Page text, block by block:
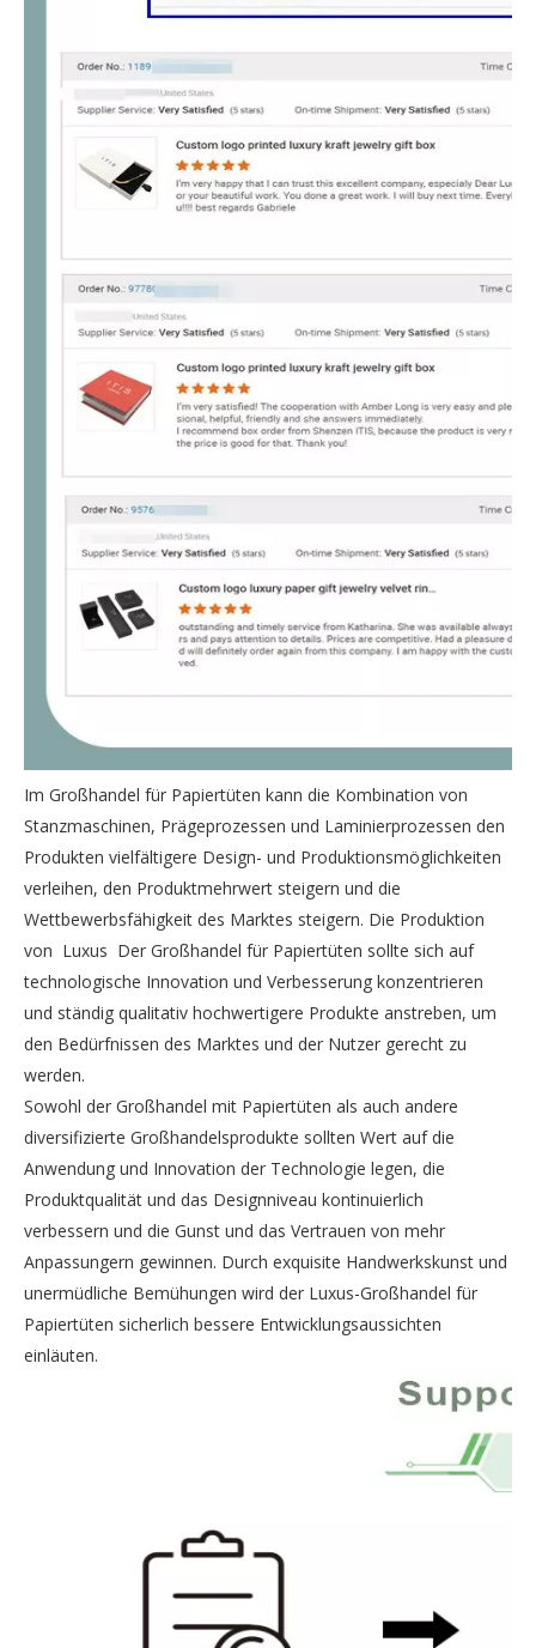
Im Großhandel für Papiertüten kann die Kombination von
Stanzmaschinen, Prägeprozessen und Laminierprozessen den
Produkten vielfältigere Design- und Produktionsmöglichkeiten
verleihen, den Produktmehrwert steigern und die
Wettbewerbsfähigkeit des Marktes steigern. Die Produktion
von Luxus Der Großhandel für Papiertüten sollte sich auf
technologische Innovation und Verbesserung konzentrieren
und ständig qualitativ hochwertigere Produkte anstreben, um
den Bedürfnissen des Marktes und der Nutzer gerecht zu
werden.
Sowohl der Großhandel mit Papiertüten als auch andere
diversifizierte Großhandelsprodukte sollten Wert auf die
Anwendung und Innovation der Technologie legen, die
Produktqualität und das Designniveau kontinuierlich
verbessern und die Gunst und das Vertrauen von mehr
Anpassungern gewinnen. Durch exquisite Handwerkskunst und
unermüdliche Bemühungen wird der Luxus-Großhandel für
Papiertüten sicherlich bessere Entwicklungsaussichten
einläuten.